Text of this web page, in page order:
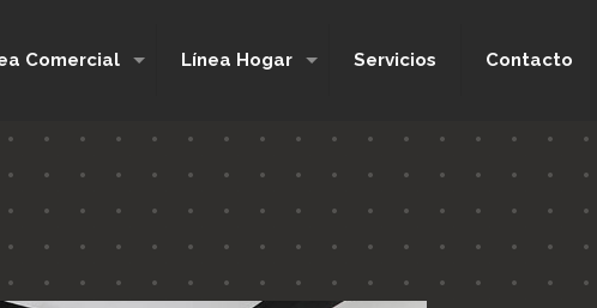
Comercial Línea Hogar Servicios Contacto